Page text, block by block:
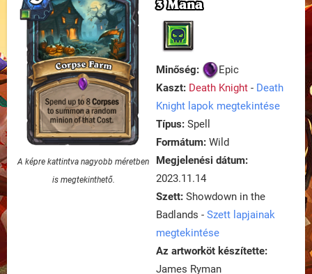
A képre kattintva nagyobb méretben
is megtekinthető.
3 Mana
Minőség:
Epic
Kaszt: Death Knight - Death
Knight lapok megtekintése
Típus: Spell
Formátum: Wild
Megjelenési dátum:
2023.11.14
Szett: Showdown in the
Badlands - Szett lapjainak
megtekintése
Az artworköt készítette:
James Ryman